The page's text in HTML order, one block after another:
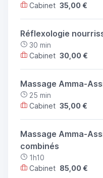
Cabinet 35,00 €
Réflexologie
30 min
Cabinet 30,00 €
Massage Amma-
25 min
Cabinet 35,00 €
Massage Amma-
combinés
1h10
Cabinet 85,00 €